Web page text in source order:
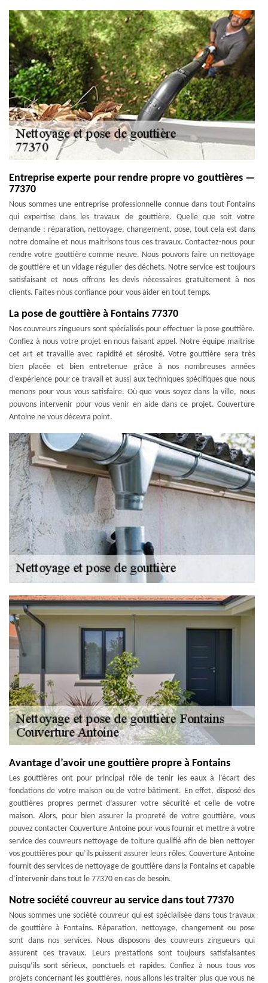
Entreprise experte pour rendre propre vo gouttières —
77370
Nous sommes une entreprise professionnelle connue dans tout Fontains
qui expertise dans les travaux de gouttière. Quelle que soit votre
demande : réparation, nettoyage, changement, pose, tout cela est dans
notre domaine et nous maitrisons tous ces travaux. Contactez-nous pour
rendre votre gouttière comme neuve. Nous pouvons faire un nettoyage
de gouttière et un vidage régulier des déchets. Notre service est toujours
satisfaisant et nous offrons les devis nécessaires gratuitement à nos
clients. Faites-nous confiance pour vous aider en tout temps.
La pose de gouttière à Fontains 77370
Nos couvreurs zingueurs sont spécialisés pour effectuer la pose gouttière.
Confiez à nous votre projet en nous faisant appel. Notre équipe maitrise
cet art et travaille avec rapidité et sérosité. Votre gouttière sera très
bien placée et bien entretenue grâce à nos nombreuses années
d’expérience pour ce travail et aussi aux techniques spécifiques que nous
menons pour vous vous satisfaire. Où que vous soyez dans la ville, nous
pouvons intervenir pour vous venir en aide dans ce projet. Couverture
Antoine ne vous décevra point.
Avantage d’avoir une gouttière propre à Fontains
Les gouttières ont pour principal rôle de tenir les eaux à l’écart des
fondations de votre maison ou de votre bâtiment. En effet, disposé des
gouttières propres permet d’assurer votre sécurité et celle de votre
maison. Alors, pour bien assurer la propreté de votre gouttière, vous
pouvez contacter Couverture Antoine pour vous fournir et mettre à votre
service des couvreurs nettoyage de toiture qualifié afin de bien nettoyer
vos gouttières pour qu’ils puissent assurer leurs rôles. Couverture Antoine
fournit des services de nettoyage de gouttière dans la Fontains et capable
d’intervenir dans tout le 77370 en cas de besoin.
Notre société couvreur au service dans tout 77370
Nous sommes une société couvreur qui est spécialisée dans tous travaux
de gouttière à Fontains. Réparation, nettoyage, changement ou pose
sont dans nos services. Nous disposons des couvreurs zingueurs qui
assurent ces travaux. Leurs prestations sont toujours satisfaisantes
puisqu’ils sont sérieux, ponctuels et rapides. Confiez à nous tous vos
projets concernant les gouttières, nous allons les traiter plus que vous ne